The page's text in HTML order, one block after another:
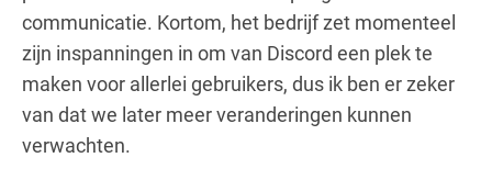
communicatie. Kortom, het bedrijf zet momenteel
zijn inspanningen in om van Discord een plek te
maken voor allerlei gebruikers, dus ik ben er zeker
van dat we later meer veranderingen kunnen
verwachten.